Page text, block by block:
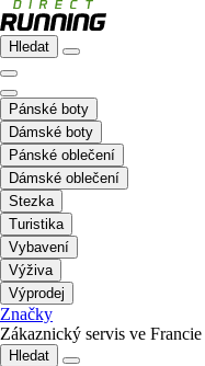
Hledat
Pánské boty
Dámské boty
Pánské oblečení
Dámské oblečení
Stezka
Turistika
Vybavení
Výživa
Výprodej
Značky
Zákaznický servis ve Francie
Hledat